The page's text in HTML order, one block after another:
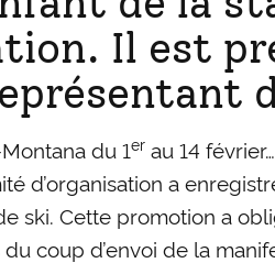
Il est
du 1er au 14
d’organisation a
Cette promotion a
coup d’envoi de la